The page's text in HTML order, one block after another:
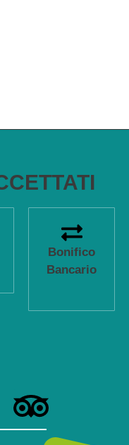
Bonifico
Bancario